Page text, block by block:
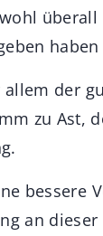
der
zu Ast,
bessere
an dieser